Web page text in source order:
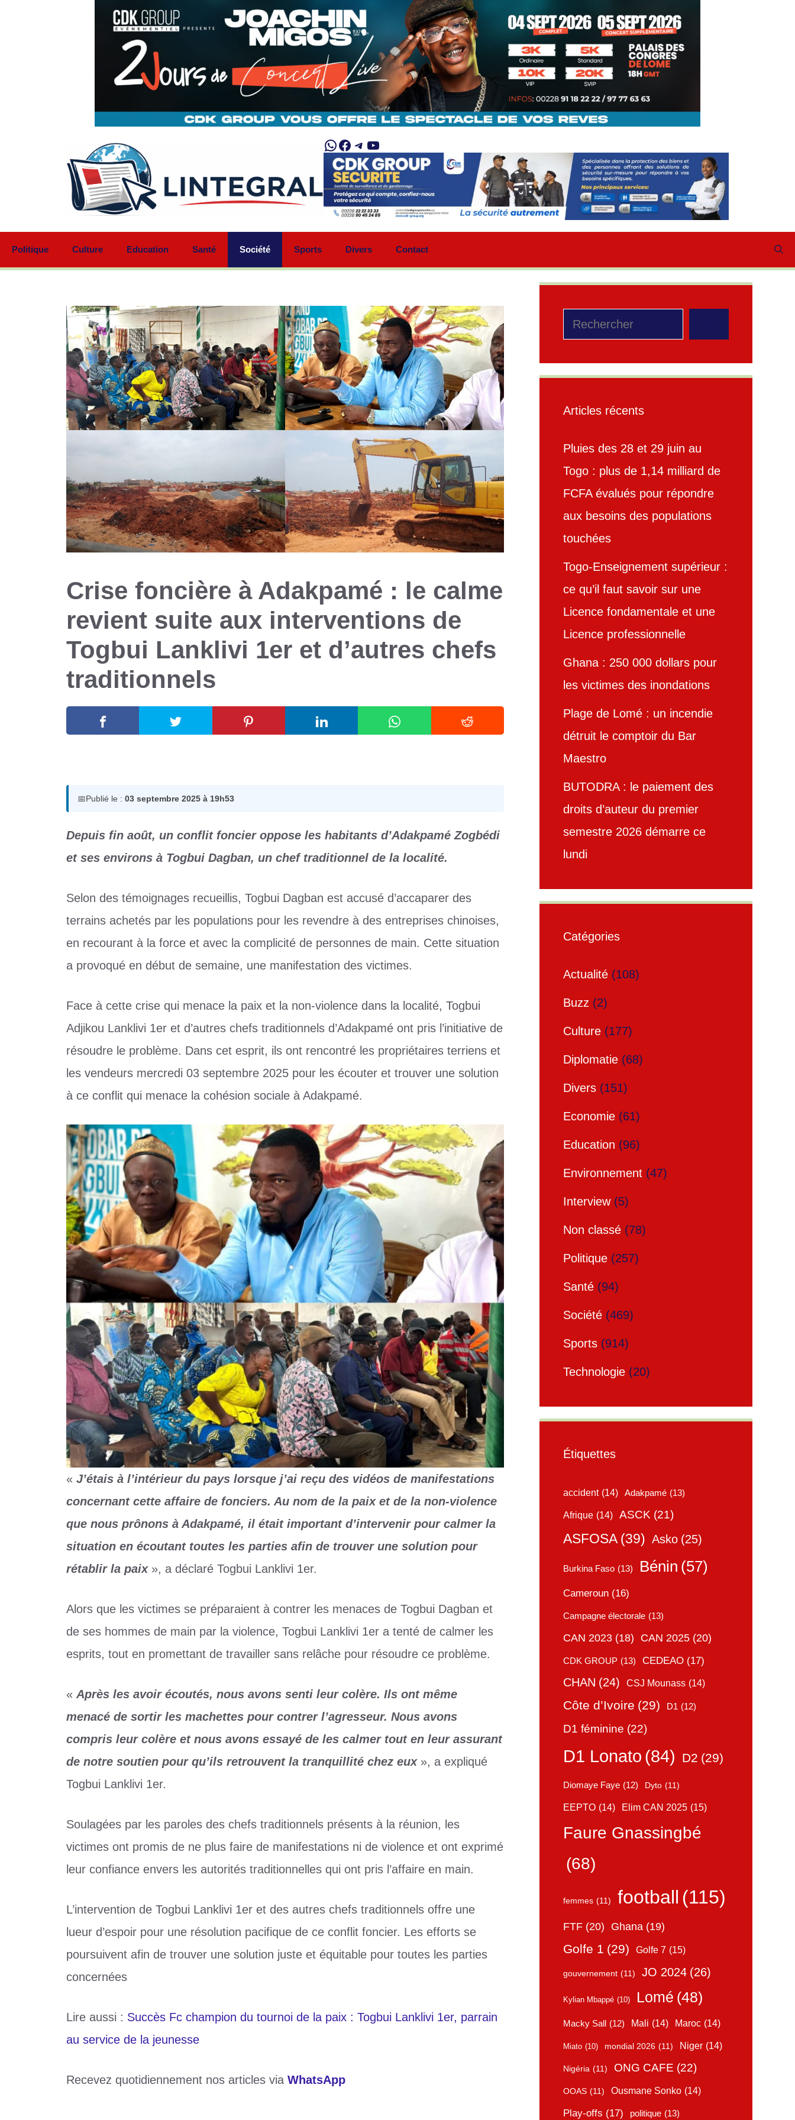
WhatsApp
Facebook
Telegram
YouTube
Politique Culture Education Santé Société Sports Divers Contact
Crise foncière à Adakpamé : le calme
revient suite aux interventions de
Togbui Lanklivi 1er et d’autres chefs
traditionnels
📅Publié le : 03 septembre 2025 à 19h53
Depuis fin août, un conflit foncier oppose les habitants d’Adakpamé Zogbédi
et ses environs à Togbui Dagban, un chef traditionnel de la localité.
Selon des témoignages recueillis, Togbui Dagban est accusé d’accaparer des
terrains achetés par les populations pour les revendre à des entreprises chinoises,
en recourant à la force et avec la complicité de personnes de main. Cette situation
a provoqué en début de semaine, une manifestation des victimes.
Face à cette crise qui menace la paix et la non-violence dans la localité, Togbui
Adjikou Lanklivi 1er et d’autres chefs traditionnels d’Adakpamé ont pris l’initiative de
résoudre le problème. Dans cet esprit, ils ont rencontré les propriétaires terriens et
les vendeurs mercredi 03 septembre 2025 pour les écouter et trouver une solution
à ce conflit qui menace la cohésion sociale à Adakpamé.
« J’étais à l’intérieur du pays lorsque j’ai reçu des vidéos de manifestations
concernant cette affaire de fonciers. Au nom de la paix et de la non-violence
que nous prônons à Adakpamé, il était important d’intervenir pour calmer la
situation en écoutant toutes les parties afin de trouver une solution pour
rétablir la paix», a déclaré Togbui Lanklivi 1er.
Alors que les victimes se préparaient à contrer les menaces de Togbui Dagban et
de ses hommes de main par la violence, Togbui Lanklivi 1er a tenté de calmer les
esprits, tout en promettant de travailler sans relâche pour résoudre ce problème.
« Après les avoir écoutés, nous avons senti leur colère. Ils ont même
menacé de sortir les machettes pour contrer l’agresseur. Nous avons
compris leur colère et nous avons essayé de les calmer tout en leur assurant
de notre soutien pour qu’ils retrouvent la tranquillité chez eux», a expliqué
Togbui Lanklivi 1er.
Soulagées par les paroles des chefs traditionnels présents à la réunion, les
victimes ont promis de ne plus faire de manifestations ni de violence et ont exprimé
leur confiance envers les autorités traditionnelles qui ont pris l’affaire en main.
L’intervention de Togbui Lanklivi 1er et des autres chefs traditionnels offre une
lueur d’espoir pour une résolution pacifique de ce conflit foncier. Les efforts se
poursuivent afin de trouver une solution juste et équitable pour toutes les parties
concernées
Lire aussi : Succès Fc champion du tournoi de la paix : Togbui Lanklivi 1er, parrain
au service de la jeunesse
Recevez quotidiennement nos articles via WhatsApp
Rechercher
Articles récents
Pluies des 28 et 29 juin au
Togo : plus de 1,14 milliard de
FCFA évalués pour répondre
aux besoins des populations
touchées
Togo-Enseignement supérieur :
ce qu’il faut savoir sur une
Licence fondamentale et une
Licence professionnelle
Ghana : 250 000 dollars pour
les victimes des inondations
Plage de Lomé : un incendie
détruit le comptoir du Bar
Maestro
BUTODRA : le paiement des
droits d’auteur du premier
semestre 2026 démarre ce
lundi
Catégories
Actualité (108)
Buzz (2)
Culture (177)
Diplomatie (68)
Divers (151)
Economie (61)
Education (96)
Environnement (47)
Interview(5)
Non classé (78)
Politique (257)
Santé (94)
Société (469)
Sports (914)
Technologie (20)
Étiquettes
accident (14) Adakpamé (13)
Afrique (14) ASCK (21)
ASFOSA (39) Asko (25)
Burkina Faso (13) Bénin (57)
Cameroun (16)
Campagne électorale (13)
CAN 2023 (18) CAN 2025 (20)
CDK GROUP (13) CEDEAO (17)
CHAN (24) CSJ Mounass (14)
Côte d’Ivoire (29) D1 (12)
D1 féminine (22)
D1 Lonato (84) D2 (29)
Diomaye Faye (12) Dyto (11)
EEPTO (14) Elim CAN 2025 (15)
Faure Gnassingbé
(68)
femmes (11) football (115)
FTF (20) Ghana (19)
Golfe 1 (29) Golfe 7 (15)
gouvernement (11) JO 2024 (26)
Kylian Mbappé (10) Lomé (48)
Macky Sall (12) Mali (14) Maroc (14)
Miato (10) mondial 2026 (11) Niger (14)
Nigéria (11) ONG CAFE (22)
OOAS (11) Ousmane Sonko (14)
Play-offs (17) politique (13)